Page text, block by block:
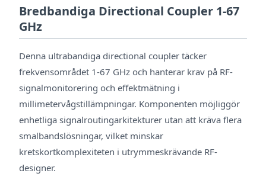
Bredbandiga Directional Coupler 1-67
GHz
Denna ultrabandiga directional coupler täcker
frekvensområdet 1-67 GHz och hanterar krav på RF-
signalmonitorering och effektmätning i
millimetervågstillämpningar. Komponenten möjliggör
enhetliga signalroutingarkitekturer utan att kräva flera
smalbandslösningar, vilket minskar
kretskortkomplexiteten i utrymmeskrävande RF-
designer.